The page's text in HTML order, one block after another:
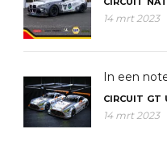
14 mrt 2023
In een
CIRCUIT GT
14 mrt 2023